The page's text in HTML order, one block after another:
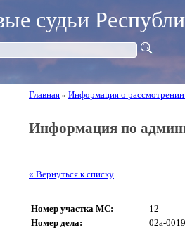
судьи
Главная » Информация о рассмотрении
Информация по
« Вернуться к списку
Номер участка МС:
12
Номер дела:
02а-